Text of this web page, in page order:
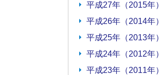
平成27年（2015年）
平成26年（2014年）
平成25年（2013年）
平成24年（2012年）
平成23年（2011年）